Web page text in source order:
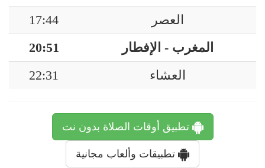
العصر
17:44
المغرب - الإفطار
20:51
العشاء
22:31
تطبيق أوقات الصلاة بدون نت
تطبيقات وألعاب مجانية